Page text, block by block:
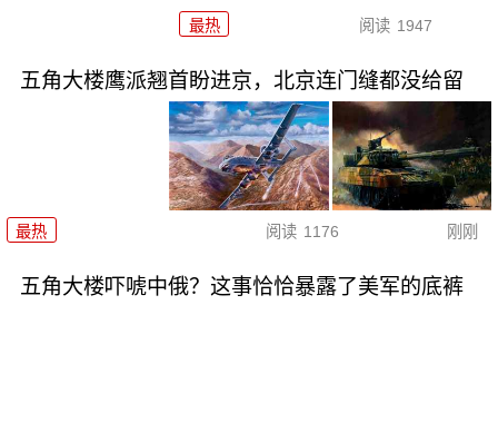
最热 阅读 1947
五角大楼鹰派翘首盼进京，北京连门缝都没给留
最热 阅读 1176 刚刚
五角大楼吓唬中俄？这事恰恰暴露了美军的底裤